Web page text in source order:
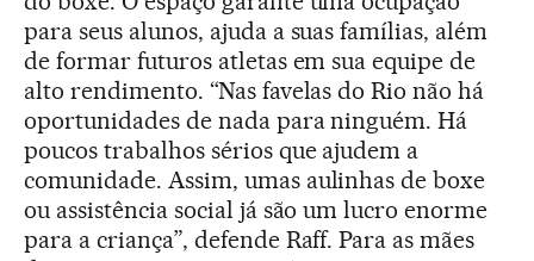
para seus alunos, ajuda a suas famílias, além
de formar futuros atletas em sua equipe de
alto rendimento. “Nas favelas do Rio não há
oportunidades de nada para ninguém. Há
poucos trabalhos sérios que ajudem a
comunidade. Assim, umas aulinhas de boxe
ou assistência social já são um lucro enorme
para a criança”, defende Raff. Para as mães